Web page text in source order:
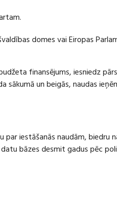
domes vai Eiropas
finansējums, iesniedz
un beigās, naudas
iestāšanās naudām, biedru
bāzes desmit gadus pēc